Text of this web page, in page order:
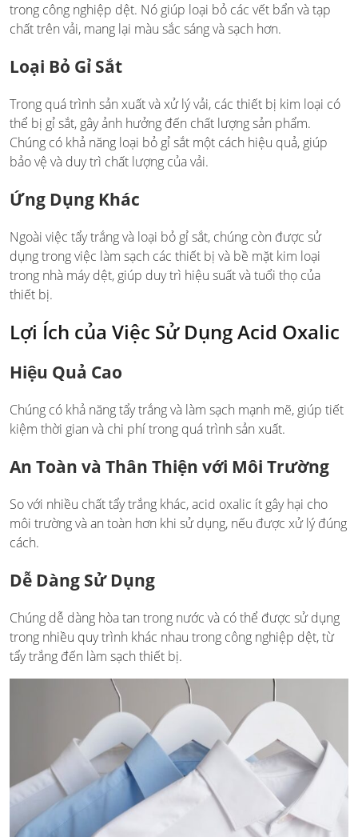
trong công nghiệp dệt. Nó giúp loại bỏ các vết bẩn và tạp
chất trên vải, mang lại màu sắc sáng và sạch hơn.
Loại Bỏ Gỉ Sắt
Trong quá trình sản xuất và xử lý vải, các thiết bị kim loại có
thể bị gỉ sắt, gây ảnh hưởng đến chất lượng sản phẩm.
Chúng có khả năng loại bỏ gỉ sắt một cách hiệu quả, giúp
bảo vệ và duy trì chất lượng của vải.
Ứng Dụng Khác
Ngoài việc tẩy trắng và loại bỏ gỉ sắt, chúng còn được sử
dụng trong việc làm sạch các thiết bị và bề mặt kim loại
trong nhà máy dệt, giúp duy trì hiệu suất và tuổi thọ của
thiết bị.
Lợi Ích của Việc Sử Dụng Acid Oxalic
Hiệu Quả Cao
Chúng có khả năng tẩy trắng và làm sạch mạnh mẽ, giúp tiết
kiệm thời gian và chi phí trong quá trình sản xuất.
An Toàn và Thân Thiện với Môi Trường
So với nhiều chất tẩy trắng khác, acid oxalic ít gây hại cho
môi trường và an toàn hơn khi sử dụng, nếu được xử lý đúng
cách.
Dễ Dàng Sử Dụng
Chúng dễ dàng hòa tan trong nước và có thể được sử dụng
trong nhiều quy trình khác nhau trong công nghiệp dệt, từ
tẩy trắng đến làm sạch thiết bị.